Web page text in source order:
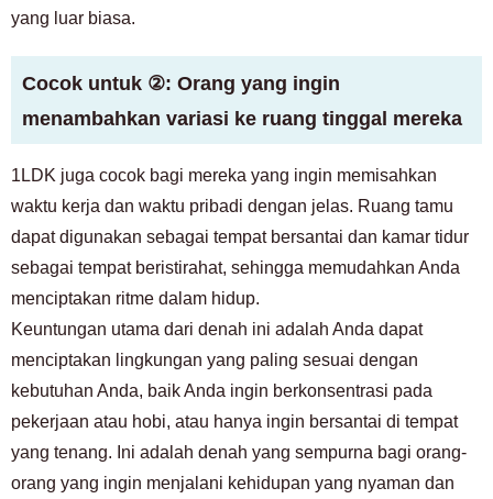
yang luar biasa.
Cocok untuk ②: Orang yang ingin
menambahkan variasi ke ruang tinggal mereka
1LDK juga cocok bagi mereka yang ingin memisahkan
waktu kerja dan waktu pribadi dengan jelas. Ruang tamu
dapat digunakan sebagai tempat bersantai dan kamar tidur
sebagai tempat beristirahat, sehingga memudahkan Anda
menciptakan ritme dalam hidup.
Keuntungan utama dari denah ini adalah Anda dapat
menciptakan lingkungan yang paling sesuai dengan
kebutuhan Anda, baik Anda ingin berkonsentrasi pada
pekerjaan atau hobi, atau hanya ingin bersantai di tempat
yang tenang. Ini adalah denah yang sempurna bagi orang-
orang yang ingin menjalani kehidupan yang nyaman dan